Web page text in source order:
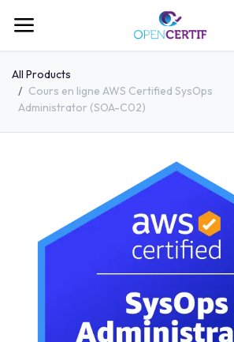
All Products
Cours en ligne AWS Certified SysOps
Administrator (SOA-C02)